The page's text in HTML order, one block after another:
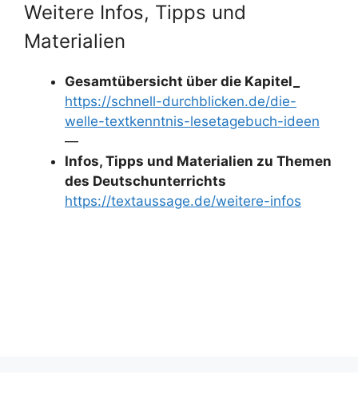
Weitere Infos, Tipps und
Materialien
Gesamtübersicht über die Kapitel_
https://schnell-durchblicken.de/die-
welle-textkenntnis-lesetagebuch-ideen
—
Infos, Tipps und Materialien zu Themen
des Deutschunterrichts
https://textaussage.de/weitere-infos